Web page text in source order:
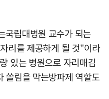
국립대병원 교수가 되는
리를 제공하게 될 것"이라
있는 병원으로 자리매김
쏠림을 막는방파제 역할도